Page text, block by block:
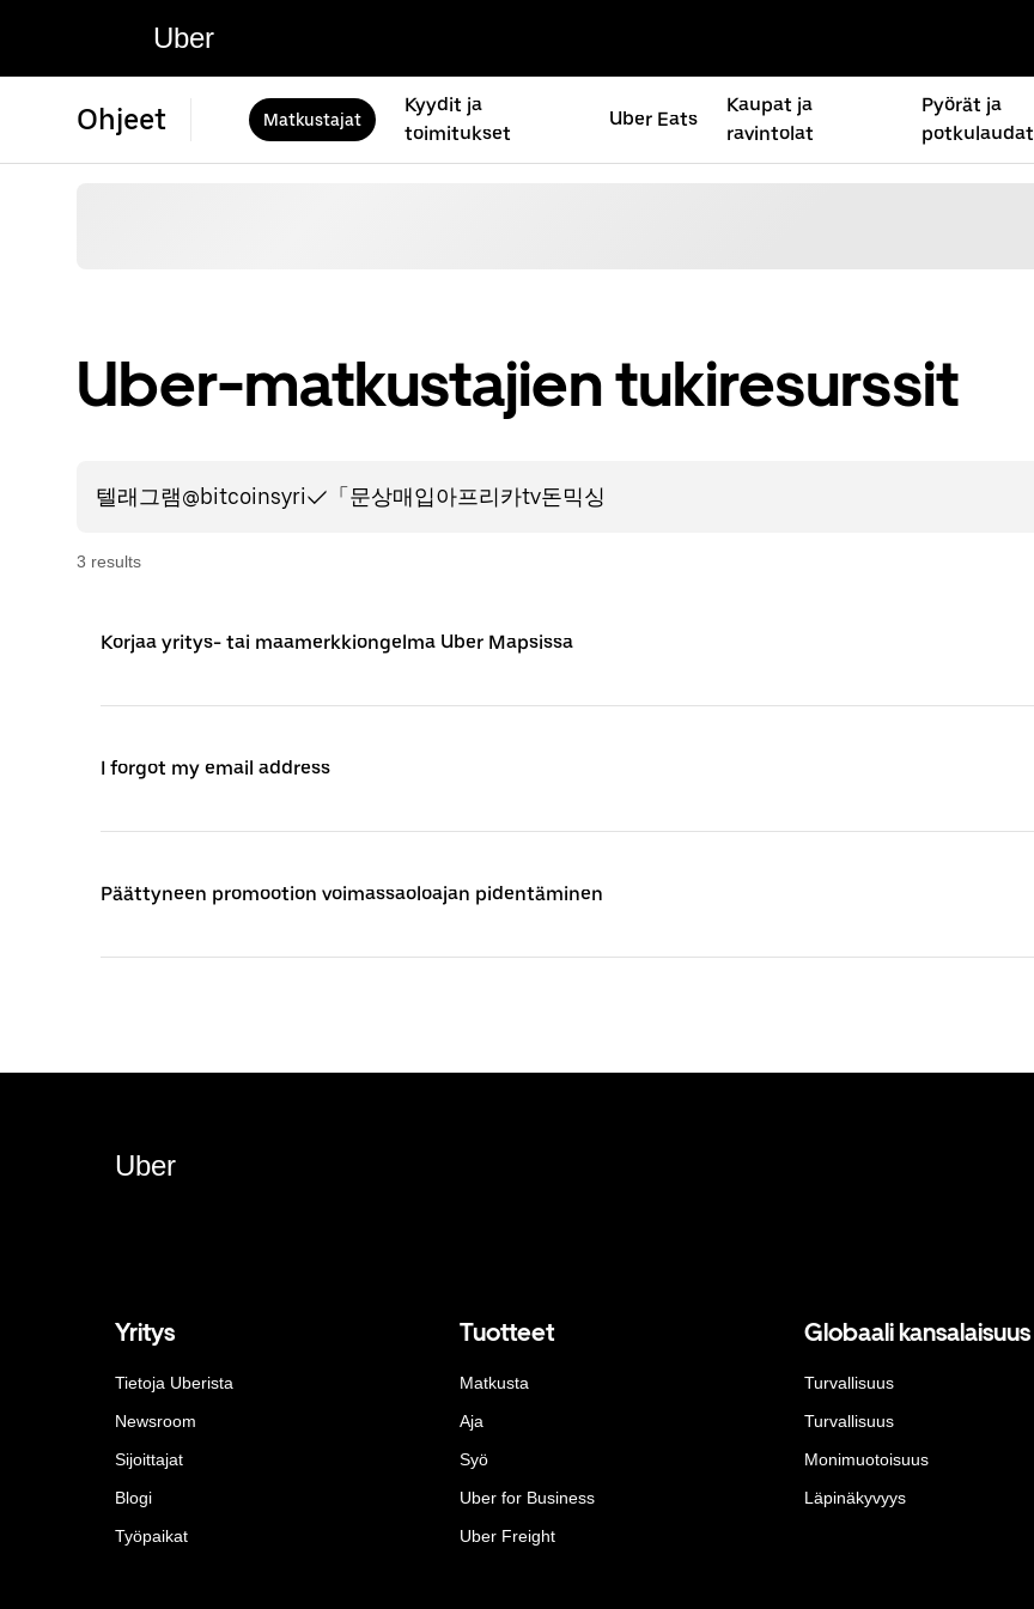
Uber
Ohjeet Matkustajat
Kyydit ja
toimitukset
Uber Eats
Kaupat ja
ravintolat
Pyörät ja
potkulaudat
Uber-matkustajien tukiresurssit
3 results
Korjaa yritys- tai maamerkkiongelma Uber Mapsissa
I forgot my email address
Päättyneen promootion voimassaoloajan pidentäminen
Uber
Yritys
Tietoja Uberista
Newsroom
Sijoittajat
Blogi
Työpaikat
Tuotteet
Matkusta
Aja
Syö
Uber for Business
Uber Freight
Globaali kansalaisuus
Turvallisuus
Turvallisuus
Monimuotoisuus
Läpinäkyvyys